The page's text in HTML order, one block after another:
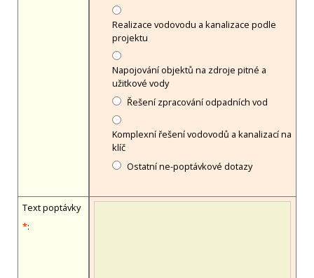
Realizace vodovodu a kanalizace podle
projektu
Napojování objektů na zdroje pitné a
užitkové vody
Řešení zpracování odpadních vod
Komplexní řešení vodovodů a kanalizací na
klíč
Ostatní ne-poptávkové dotazy
Text poptávky
*: